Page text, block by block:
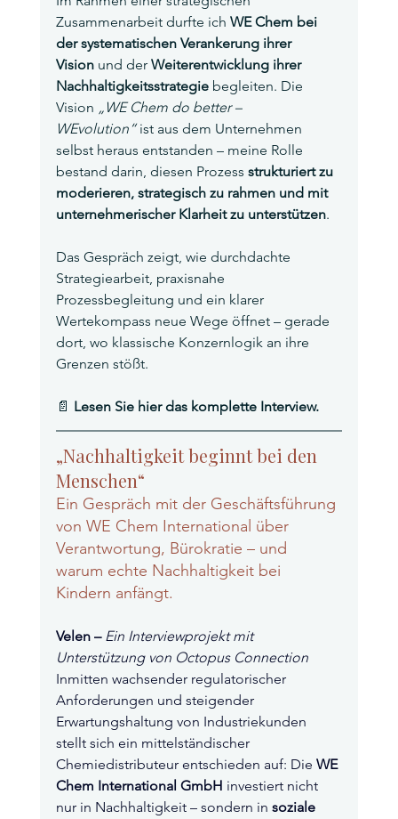
Zusammenarbeit durfte ich WE Chem bei
der systematischen Verankerung ihrer
Vision und der Weiterentwicklung ihrer
Nachhaltigkeitsstrategie begleiten. Die
Vision „WE Chem do better –
WEvolution“ ist aus dem Unternehmen
selbst heraus entstanden – meine Rolle
bestand darin, diesen Prozess strukturiert zu
moderieren, strategisch zu rahmen und mit
unternehmerischer Klarheit zu unterstützen.
Das Gespräch zeigt, wie durchdachte
Strategiearbeit, praxisnahe
Prozessbegleitung und ein klarer
Wertekompass neue Wege öffnet – gerade
dort, wo klassische Konzernlogik an ihre
Grenzen stößt.
📄 Lesen Sie hier das komplette Interview.
„Nachhaltigkeit beginnt bei den
Menschen“
Ein Gespräch mit der Geschäftsführung
von WE Chem International über
Verantwortung, Bürokratie – und
warum echte Nachhaltigkeit bei
Kindern anfängt.
Velen – Ein Interviewprojekt mit
Unterstützung von Octopus Connection
Inmitten wachsender regulatorischer
Anforderungen und steigender
Erwartungshaltung von Industriekunden
stellt sich ein mittelständischer
Chemiedistributeur entschieden auf: Die WE
Chem International GmbH investiert nicht
nur in Nachhaltigkeit – sondern in soziale